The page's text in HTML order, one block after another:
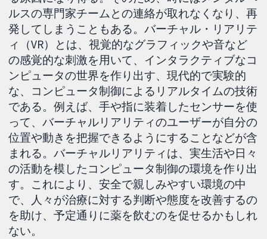
ルスの専門家チームとの連絡が取れなくなり、再
発してしまうこともある。バーチャル・リアリテ
ィ（VR）とは、視覚的なグラフィックや音など
の感覚的な刺激を用いて、インタラクティブなコ
ンピュータの世界を作り出す、現代的で実験的
な、コンピュータ制御によるリアルタイムの技術
である。例えば、手や指に装着したセンサーを使
って、バーチャルリアリティのユーザーが自分の
位置や動きを把握できるようにすることなどが含
まれる。バーチャルリアリティは、実生活や日々
の活動を模したコンピュータ制御の環境を作り出
す。これにより、安全で親しみやすい環境の中
で、人々が治療に対する判断や態度を改善するの
を助け、予定通りに薬を飲むのを促せるかもしれ
ない。